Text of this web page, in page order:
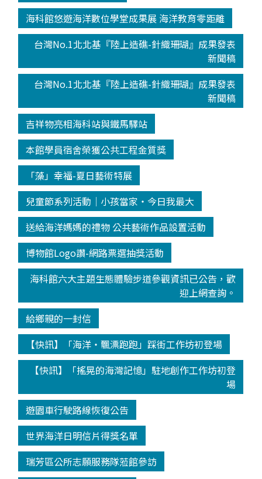
海科館悠遊海洋數位學堂成果展 海洋教育零距離
台灣No.1北北基『陸上造礁-針織珊瑚』成果發表
新聞稿
台灣No.1北北基『陸上造礁-針織珊瑚』成果發表
新聞稿
吉祥物亮相海科站與鐵馬驛站
本館學員宿舍榮獲公共工程金質獎
「藻」幸福-夏日藝術特展
兒童節系列活動│小孩當家‧今日我最大
送給海洋媽媽的禮物 公共藝術作品設置活動
博物館Logo讚-網路票選抽獎活動
海科館六大主題生態體驗步道參觀資訊已公告，歡
迎上網查詢。
給鄉親的一封信
【快訊】「海洋‧飄漂跑跑」踩街工作坊初登場
【快訊】「搖晃的海灣記憶」駐地創作工作坊初登
場
遊園車行駛路線恢復公告
世界海洋日明信片得獎名單
瑞芳區公所志願服務隊蒞館參訪